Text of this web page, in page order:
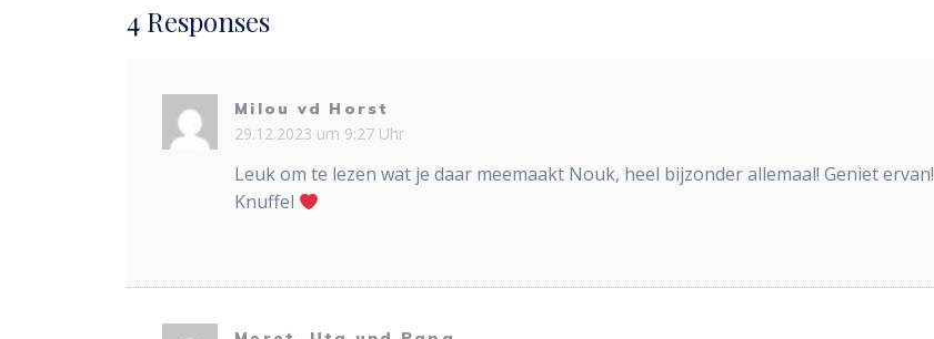
4 Responses
Milou vd Horst
29.12.2023 um 9:27 Uhr
Leuk om te lezen wat je daar meemaakt Nouk, heel bijzonder allemaal! Geniet ervan!
Knuffel